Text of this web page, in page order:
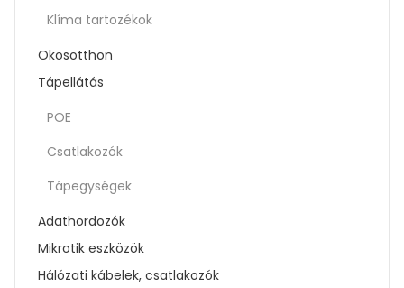
Klíma tartozékok
Okosotthon
Tápellátás
POE
Csatlakozók
Tápegységek
Adathordozók
Mikrotik eszközök
Hálózati kábelek, csatlakozók